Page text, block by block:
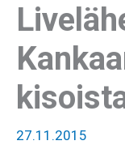
27.11.2015